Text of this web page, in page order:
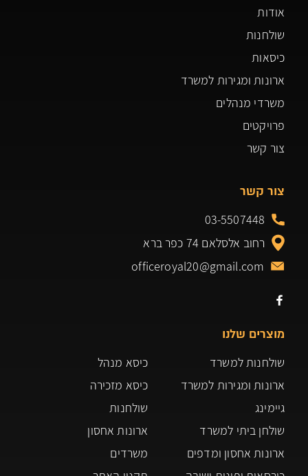
אודות
שולחנות
כיסאות
ארונות ומגירות למשרד
משרדי מנהלים
פרויקטים
צור קשר
מוצרים שלנו
שולחנות למשרד
ארונות ומגירות למשרד
גיימינג
שולחן ביתי למשרד
ארונות אחסון ומדפים
כיסא מנהל
כיסא מזכירה
שולחנות
ארונות אחסון
משרדים
צור קשר
03-5507448
רחוב אלסלאם 74 כפר ברא
officeroyal20@gmail.com